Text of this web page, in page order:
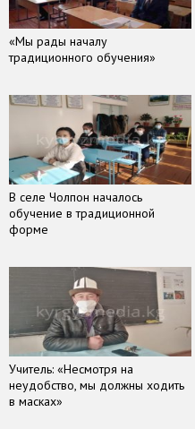
«Мы рады началу
традиционного обучения»
В селе Чолпон началось
обучение в традиционной
форме
Учитель: «Несмотря на
неудобство, мы должны ходить
в масках»